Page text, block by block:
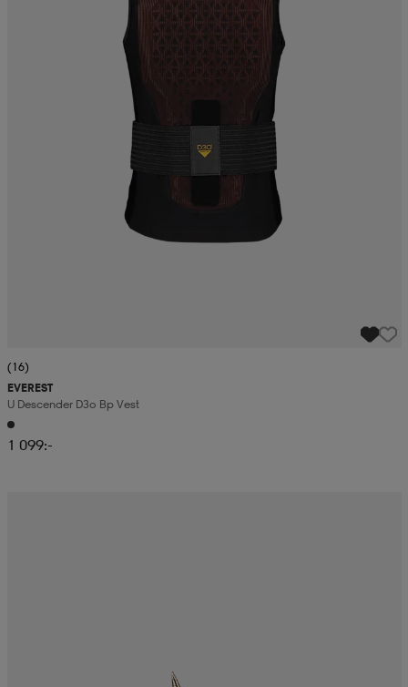
(16)
EVEREST
U Descender D3o Bp Vest
1 099:-